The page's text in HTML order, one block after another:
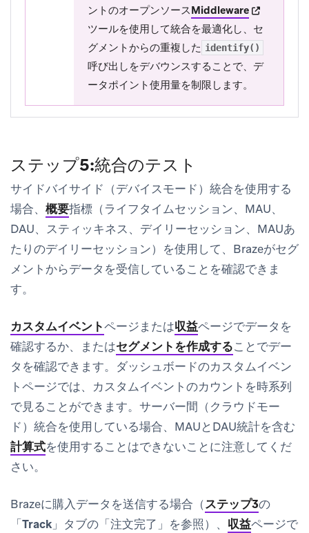
ントのオープンソースMiddleware(opens in
ツールを使用して統合を最適化し、セ
グメントからの重複した identify()
呼び出しをデバウンスすることで、デ
ータポイント使用量を制限します。
ステップ5:統合のテスト
サイドバイサイド（デバイスモード）統合を使用する
場合、 概要指標（ライフタイムセッション、MAU、
DAU、スティッキネス、デイリーセッション、MAUあ
たりのデイリーセッション）を使用して、Brazeがセグ
メントからデータを受信していることを確認できま
す。
カスタムイベントページまたは収益ページでデータを
確認するか、またはセグメントを作成することでデー
タを確認できます。ダッシュボードのカスタムイベン
トページでは、カスタムイベントのカウントを時系列
で見ることができます。サーバー間（クラウドモー
ド）統合を使用している場合、MAUとDAU統計を含む
計算式を使用することはできないことに注意してくだ
さい。
Brazeに購入データを送信する場合（ステップ3の
「Track」タブの「注文完了」を参照）、 収益ページで